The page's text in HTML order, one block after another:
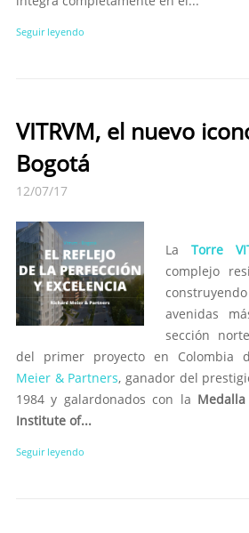
Seguir leyendo
VITRVM, el nuevo
Bogotá
12/07/17
La Torre
complejo
avenidas
sección
del primer proyecto en Colombia
Meier & Partners, ganador del
1984 y galardonados con la
Institute of...
Seguir leyendo